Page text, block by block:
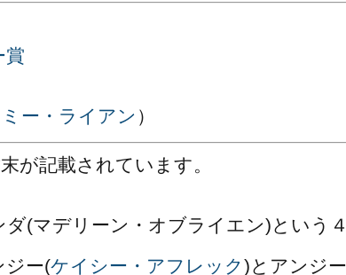
賞
ー・ライアン ）
が記載されています。
ダ(マデリーン・オブライエン)という
ジー(ケイシー・アフレック)とアンジ